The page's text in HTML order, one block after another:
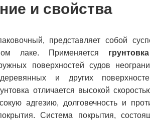
и свойства
представляет собой
лаке. Применяется
поверхностей судов
деревянных и других
отличается высокой
адгезию, долговечность и
Система покрытия,